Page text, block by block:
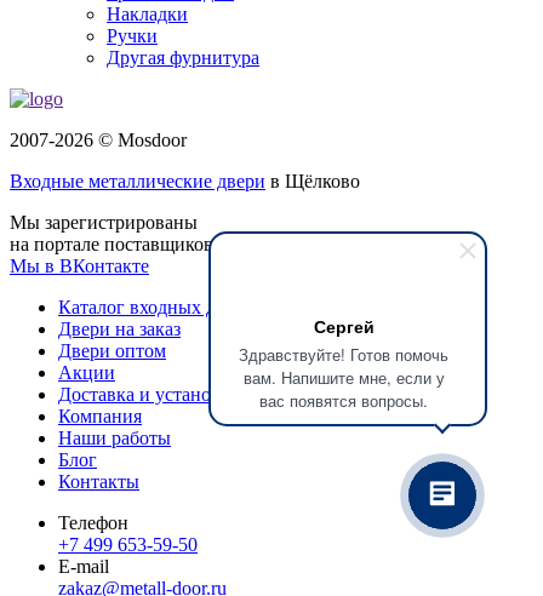
Сергей
Здравствуйте! Готов помочь
вам. Напишите мне, если у
вас появятся вопросы.
Накладки
Ручки
Другая фурнитура
2007-2026 © Mosdoor
Входные металлические двери в Щёлково
Мы зарегистрированы
на портале поставщиков
Мы в ВКонтакте
Каталог входных дверей
Двери на заказ
Двери оптом
Акции
Доставка и установка
Компания
Наши работы
Блог
Контакты
Телефон
+7 499 653-59-50
E-mail
zakaz@metall-door.ru